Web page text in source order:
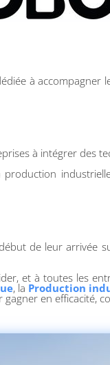
à accompagner
à intégrer des
production
de leur arrivée
et à toutes les
, la Production
en efficacité,